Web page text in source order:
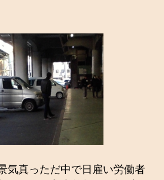
気真っただ中で日雇い労働者